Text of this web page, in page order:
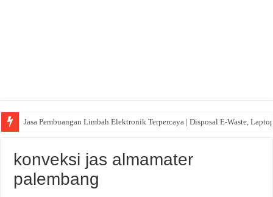
Jasa Pembuangan Limbah Elektronik Terpercaya | Disposal E-Waste,
konveksi jas almamater
palembang